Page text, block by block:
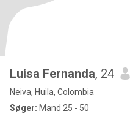
Luisa Fernanda, 24
Neiva, Huila, Colombia
Søger: Mand 25 - 50